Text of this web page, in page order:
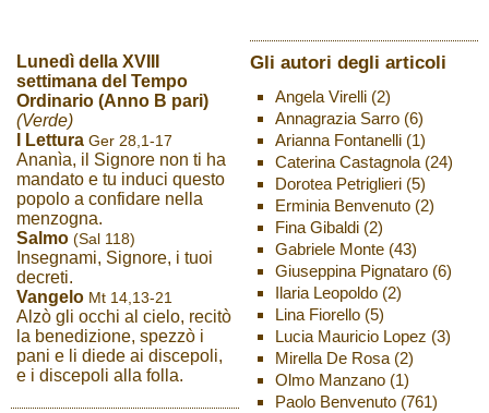
Lunedì della XVIII
settimana del Tempo
Ordinario (Anno B pari)
(Verde)
I Lettura Ger 28,1-17
Ananìa, il Signore non ti ha
mandato e tu induci questo
popolo a confidare nella
menzogna.
Salmo (Sal 118)
Insegnami, Signore, i tuoi
decreti.
Vangelo Mt 14,13-21
Alzò gli occhi al cielo, recitò
la benedizione, spezzò i
pani e li diede ai discepoli,
e i discepoli alla folla.
Gli autori degli articoli
Angela Virelli(2)
Annagrazia Sarro(6)
Arianna Fontanelli(1)
Caterina Castagnola(24)
Dorotea Petriglieri(5)
Erminia Benvenuto(2)
Fina Gibaldi(2)
Gabriele Monte(43)
Giuseppina Pignataro(6)
Ilaria Leopoldo(2)
Lina Fiorello(5)
Lucia Mauricio Lopez (3)
Mirella De Rosa(2)
Olmo Manzano(1)
Paolo Benvenuto(761)